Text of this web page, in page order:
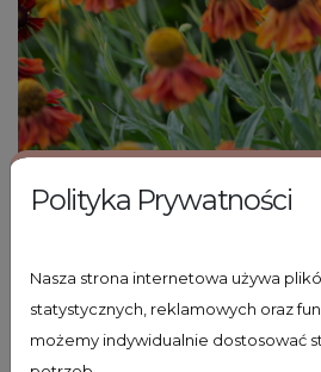
Polityka Prywatności
Nasza strona internetowa używa
statystycznych, reklamowych oraz
możemy indywidualnie dostosować
Helenium 'Moerheim Beauty'